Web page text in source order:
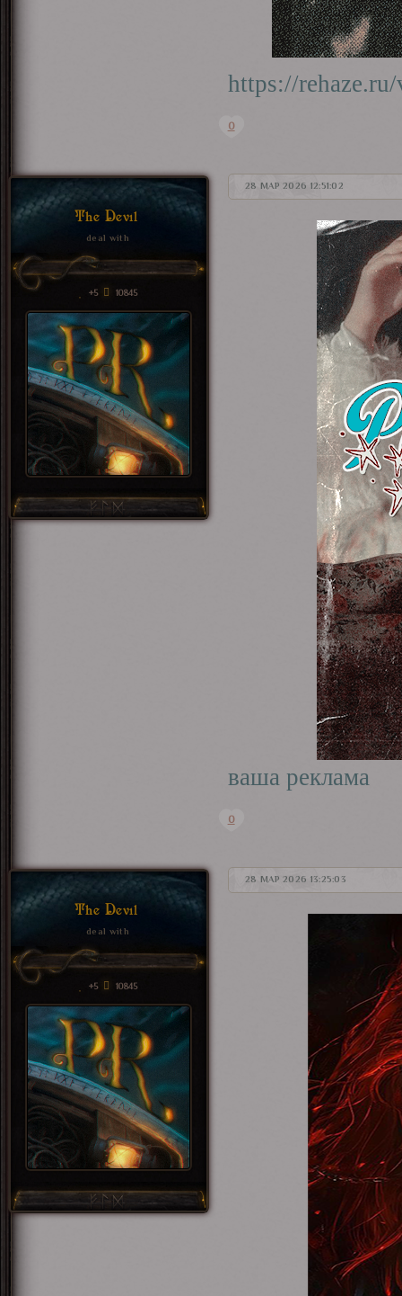
https://
0
28 МАР 2026 12:51:02
The Devil
deal with
+5 10845
ваша реклама
0
28 МАР 2026 13:25:03
The Devil
deal with
+5 10845